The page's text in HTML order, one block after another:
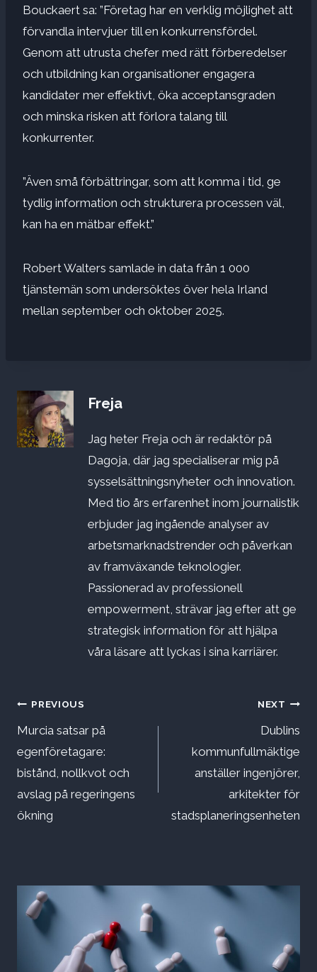
Bouckaert sa: ”Företag har en verklig möjlighet att
förvandla intervjuer till en konkurrensfördel.
Genom att utrusta chefer med rätt förberedelser
och utbildning kan organisationer engagera
kandidater mer effektivt, öka acceptansgraden
och minska risken att förlora talang till
konkurrenter.
”Även små förbättringar, som att komma i tid, ge
tydlig information och strukturera processen väl,
kan ha en mätbar effekt.”
Robert Walters samlade in data från 1 000
tjänstemän som undersöktes över hela Irland
mellan september och oktober 2025.
Freja
Jag heter Freja och är redaktör på
Dagoja, där jag specialiserar mig på
sysselsättningsnyheter och innovation.
Med tio års erfarenhet inom journalistik
erbjuder jag ingående analyser av
arbetsmarknadstrender och påverkan
av framväxande teknologier.
Passionerad av professionell
empowerment, strävar jag efter att ge
strategisk information för att hjälpa
våra läsare att lyckas i sina karriärer.
Inläggsnavigering
PREVIOUS
Murcia satsar på
egenföretagare:
bistånd, nollkvot och
avslag på regeringens
ökning
NEXT
Dublins
kommunfullmäktige
anställer ingenjörer,
arkitekter för
stadsplaneringsenheten